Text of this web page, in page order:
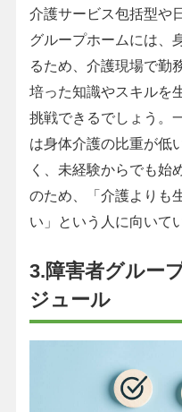
介護サービス包括型や
グループホームには、
るため、介護現場で勤
培った知識やスキルを
挑戦できるでしょう。
は身体介護の比重が低
く、未経験からでも始
のため、「介護よりも
い」という人に向いて
3.障害者グルー
ジュール